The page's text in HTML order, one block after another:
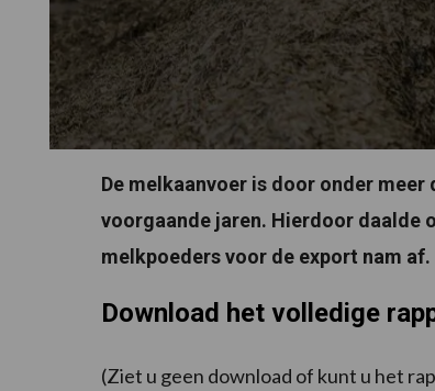
De melkaanvoer is door onder
voorgaande jaren. Hierdoor daalde
melkpoeders voor de export nam
Download het volledige
(Ziet u geen download of kunt u het